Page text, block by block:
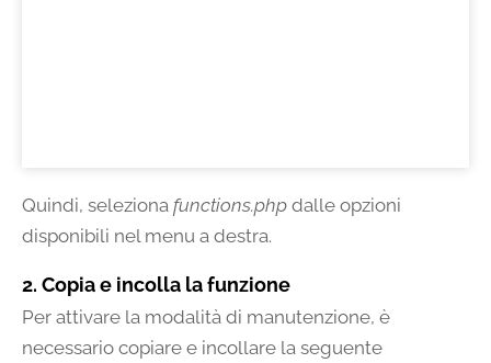
Quindi, seleziona functions.php dalle opzioni
disponibili nel menu a destra.
2. Copia e incolla la funzione
Per attivare la modalità di manutenzione, è
necessario copiare e incollare la seguente